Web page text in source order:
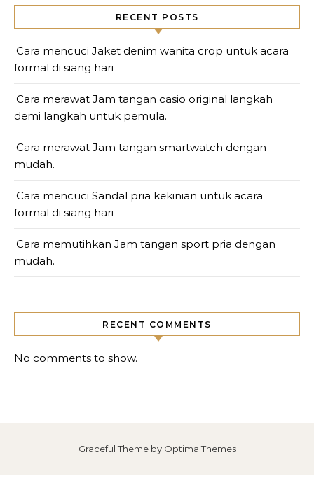
RECENT POSTS
Cara mencuci Jaket denim wanita crop untuk acara
formal di siang hari
Cara merawat Jam tangan casio original langkah
demi langkah untuk pemula.
Cara merawat Jam tangan smartwatch dengan
mudah.
Cara mencuci Sandal pria kekinian untuk acara
formal di siang hari
Cara memutihkan Jam tangan sport pria dengan
mudah.
RECENT COMMENTS
No comments to show.
Graceful Theme by Optima Themes